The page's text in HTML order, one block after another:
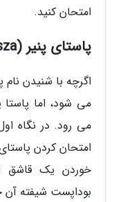
امتحان کنید.
پاستای پنیر (Túrós Csusza)
اگرچه با شنیدن نام
می شود، اما
می رود. در نگاه
امتحان کردن
خوردن یک قاشق
بوداپست شیفته